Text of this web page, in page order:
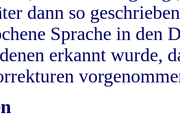
dann so
Sprache in
erkannt wurde,